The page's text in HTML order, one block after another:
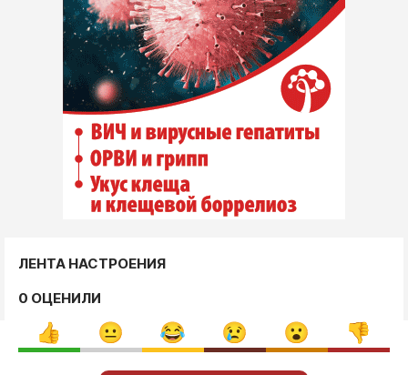
ЛЕНТА НАСТРОЕНИЯ
0 ОЦЕНИЛИ